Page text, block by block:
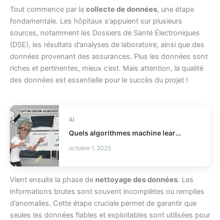
Tout commence par la collecte de données, une étape
fondamentale. Les hôpitaux s’appuient sur plusieurs
sources, notamment les Dossiers de Santé Électroniques
(DSE), les résultats d’analyses de laboratoire, ainsi que des
données provenant des assurances. Plus les données sont
riches et pertinentes, mieux c’est. Mais attention, la qualité
des données est essentielle pour le succès du projet !
AI
Quels algorithmes machine learning utiliser ?
octobre 1, 2025
Vient ensuite la phase de nettoyage des données. Les
informations brutes sont souvent incomplètes ou remplies
d’anomalies. Cette étape cruciale permet de garantir que
seules les données fiables et exploitables sont utilisées pour